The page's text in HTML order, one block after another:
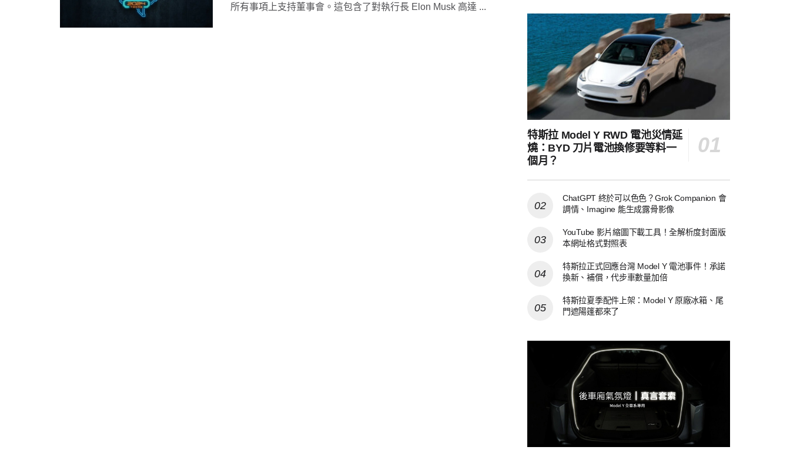
所有事項上支持董事會。這包含了對執行長 Elon Musk 高達 ...
特斯拉 Model Y RWD 電池災情延
燒：BYD 刀片電池換修要等料一
個月？
ChatGPT 終於可以色色？Grok Companion 會
調情、Imagine 能生成露骨影像
YouTube 影片縮圖下載工具！全解析度封面版
本網址格式對照表
特斯拉正式回應台灣 Model Y 電池事件！承諾
換新、補償，代步車數量加倍
特斯拉夏季配件上架：Model Y 原廠冰箱、尾
門遮陽篷都來了